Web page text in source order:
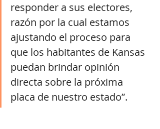
responder a sus electores,
razón por la cual estamos
ajustando el proceso para
que los habitantes de Kansas
puedan brindar opinión
directa sobre la próxima
placa de nuestro estado”.